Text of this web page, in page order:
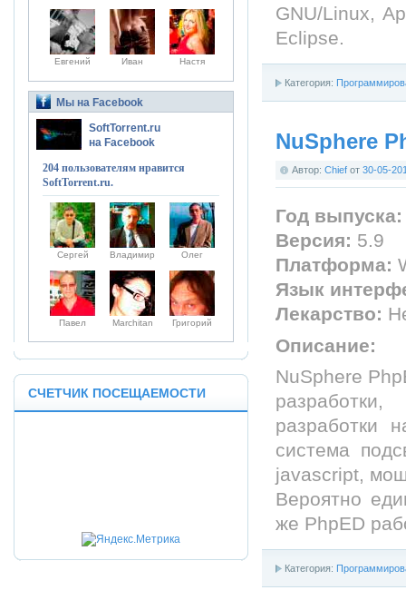
GNU/Linux,
Eclipse.
Категория:
NuSphere
Автор: Chief от 30-05-
Год выпуска:
Версия: 5.9
Платформа:
Язык
Лекарство:
Описание:
NuSphere
разработки
система
javascript,
Вероятно
же PhpED
Категория:
Евгений Иван Настя
Мы на Facebook
SoftTorrent.ru
на Facebook
204 пользователям нравится
SoftTorrent.ru.
Сергей Владимир Олег
Павел Marchitan Григорий
СЧЕТЧИК ПОСЕЩАЕМОСТИ